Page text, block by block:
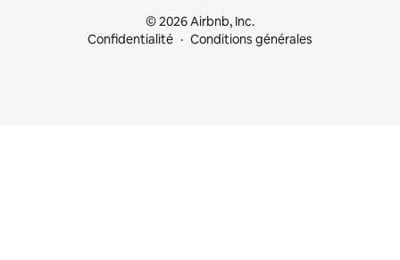
© 2026 Airbnb, Inc.
Confidentialité
Conditions générales